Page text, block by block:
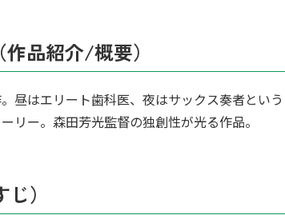
品紹介/概要）
昼はエリート歯科医、夜はサックス奏者とい
リー。森田芳光監督の独創性が光る作品。
）